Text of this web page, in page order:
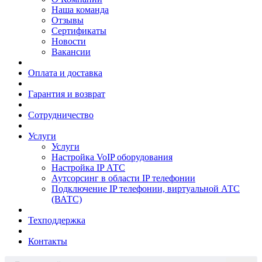
Наша команда
Отзывы
Сертификаты
Новости
Вакансии
Оплата и доставка
Гарантия и возврат
Сотрудничество
Услуги
Услуги
Настройка VoIP оборудования
Настройка IP АТС
Аутсорсинг в области IP телефонии
Подключение IP телефонии, виртуальной АТС
(ВАТС)
Техподдержка
Контакты